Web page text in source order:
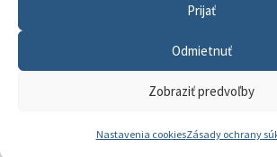
Prijať
Odmietnuť
Zobraziť predvoľby
Nastavenia cookiesZásady ochrany
© 2026 Národný inštitút vzdelávania a
Sprístupnenie informácií
Nastavenia cookies
GDPR